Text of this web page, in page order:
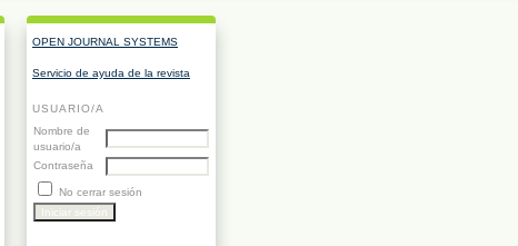
OPEN JOURNAL SYSTEMS
Servicio de ayuda de la revista
USUARIO/A
Nombre de
usuario/a
Contraseña
No cerrar sesión